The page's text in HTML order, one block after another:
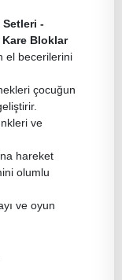
Setleri -
Bloklar
el becerilerini
çocuğun
ve
hareket
olumlu
ve oyun